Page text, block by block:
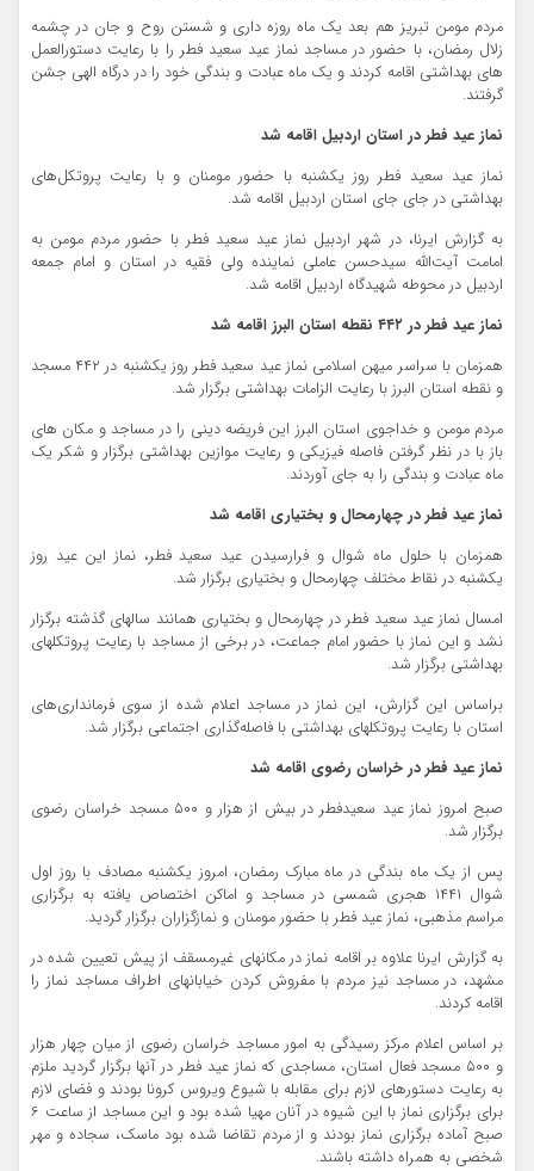
مردم مومن تبریز هم بعد یک ماه روزه داری و شستن روح و جان در چشمه
زلال رمضان، با حضور در مساجد نماز عید سعید فطر را با رعایت دستورالعمل
های بهداشتی اقامه کردند و یک ماه عبادت و بندگی خود را در درگاه الهی جشن
گرفتند.
نماز عید فطر در استان اردبیل اقامه شد
نماز عید سعید فطر روز یکشنبه با حضور مومنان و با رعایت پروتکل‌های
بهداشتی در جای جای استان اردبیل اقامه شد.
به گزارش ایرنا، در شهر اردبیل نماز عید سعید فطر با حضور مردم مومن به
امامت آیت‌الله سیدحسن عاملی نماینده ولی فقیه در استان و امام جمعه
اردبیل در محوطه شهیدگاه اردبیل اقامه شد.
نماز عید فطر در ۴۴۲ نقطه استان البرز اقامه شد
همزمان با سراسر میهن اسلامی نماز عید سعید فطر روز یکشنبه در ۴۴۲ مسجد
و نقطه استان البرز با رعایت الزامات بهداشتی برگزار شد.
مردم مومن و خداجوی استان البرز این فریضه دینی را در مساجد و مکان های
باز با در نظر گرفتن فاصله فیزیکی و رعایت موازین بهداشتی برگزار و شکر یک
ماه عبادت و بندگی را به جای آوردند.
نماز عید فطر در چهارمحال و بختیاری اقامه شد
همزمان با حلول ماه شوال و فرارسیدن عید سعید فطر، نماز این عید روز
یکشنبه در نقاط مختلف چهارمحال و بختیاری برگزار شد.
امسال نماز عید سعید فطر در چهارمحال و بختیاری همانند سالهای گذشته برگزار
نشد و این نماز با حضور امام جماعت، در برخی از مساجد با رعایت پروتکلهای
بهداشتی برگزار شد.
براساس این گزارش، این نماز در مساجد اعلام شده از سوی فرمانداری‌های
استان با رعایت پروتکلهای بهداشتی با فاصله‌گذاری اجتماعی برگزار شد.
نماز عید فطر در خراسان رضوی اقامه شد
صبح امروز نماز عید سعیدفطر در بیش از هزار و ۵۰۰ مسجد خراسان رضوی
برگزار شد.
پس از یک ماه بندگی در ماه مبارک رمضان، امروز یکشنبه مصادف با روز اول
شوال ۱۴۴۱ هجری شمسی در مساجد و اماکن اختصاص یافته به برگزاری
مراسم مذهبی، نماز عید فطر با حضور مومنان و نمازگزاران برگزار گردید.
به گزارش ایرنا علاوه بر اقامه نماز در مکانهای غیرمسقف از پیش تعیین شده در
مشهد، در مساجد نیز مردم با مفروش کردن خیابانهای اطراف مساجد نماز را
اقامه کردند.
بر اساس اعلام مرکز رسیدگی به امور مساجد خراسان رضوی از میان چهار هزار
و ۵۰۰ مسجد فعال استان، مساجدی که نماز عید فطر در آنها برگزار گردید ملزم
به رعایت دستورهای لازم برای مقابله با شیوع ویروس کرونا بودند و فضای لازم
برای برگزاری نماز با این شیوه در آنان مهیا شده بود و این مساجد از ساعت ۶
صبح آماده برگزاری نماز بودند و از مردم تقاضا شده بود ماسک، سجاده و مهر
شخصی به همراه داشته باشند.